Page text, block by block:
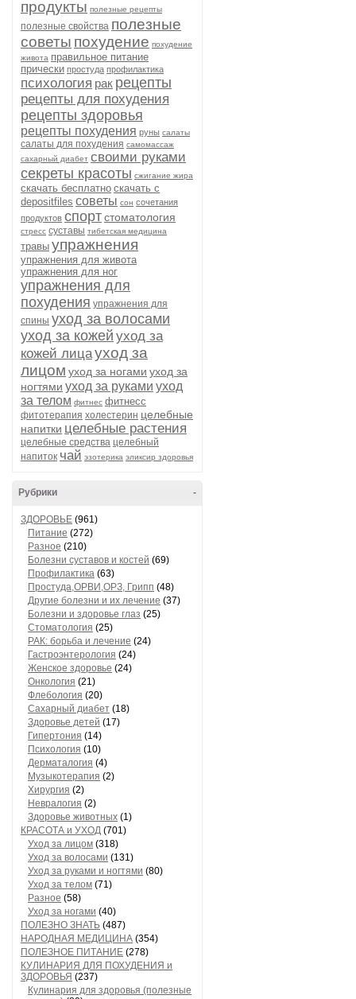
продукты полезные рецепты
полезные свойства полезные
советы похудение похудение
живота правильное питание
прически простуда профилактика
психология рак рецепты
рецепты для похудения
рецепты здоровья
рецепты похудения руны салаты
салаты для похудения самомассаж
сахарный диабет своими руками
секреты красоты сжигание жира
скачать бесплатно скачать с
depositfiles советы сон сочетания
продуктов спортстоматология
стресс суставы тибетская медицина
травы упражнения
упражнения для живота
упражнения для ног
упражнения для
похудения упражнения для
спины уход за волосами
уход за кожей уход за
кожей лицауход за
лицом уход за ногами уход за
ногтями уход за руками уход
за телом фитнес фитнесс
фитотерапия холестерин целебные
напитки целебные растения
целебные средства целебный
напиток чай эзотерика эликсир здоровья
-
Рубрики
ЗДОРОВЬЕ (961)
Питание (272)
Разное (210)
Болезни суставов и костей (69)
Профилактика (63)
Простуда,ОРВИ,ОРЗ, Грипп (48)
Другие болезни и их лечение (37)
Болезни и здоровье глаз (25)
Стоматология (25)
РАК: борьба и лечение (24)
Гастроэнтерология (24)
Женское здоровье (24)
Онкология (21)
Флебология (20)
Сахарный диабет (18)
Здоровье детей (17)
Гипертония (14)
Психология (10)
Дерматалогия (4)
Музыкотерапия (2)
Хирургия (2)
Невралогия (2)
Здоровье животных (1)
КРАСОТА и УХОД (701)
Уход за лицом (318)
Уход за волосами (131)
Уход за руками и ногтями (80)
Уход за телом (71)
Разное (58)
Уход за ногами (40)
ПОЛЕЗНО ЗНАТЬ (487)
НАРОДНАЯ МЕДИЦИНА (354)
ПОЛЕЗНОЕ ПИТАНИЕ (278)
КУЛИНАРИЯ ДЛЯ ПОХУДЕНИЯ и
ЗДОРОВЬЯ (237)
Кулинария для здоровья (полезные